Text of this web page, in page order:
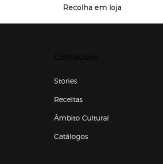
Servicios destacados
Recolha em loja
Stories
Receitas
Âmbito Cultural
Catálogos